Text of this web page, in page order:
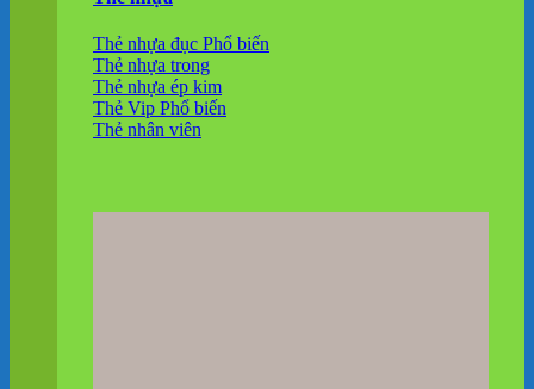
Thẻ nhựa đục
Thẻ nhựa trong
Thẻ nhựa ép kim
Thẻ Vip
Thẻ nhân viên